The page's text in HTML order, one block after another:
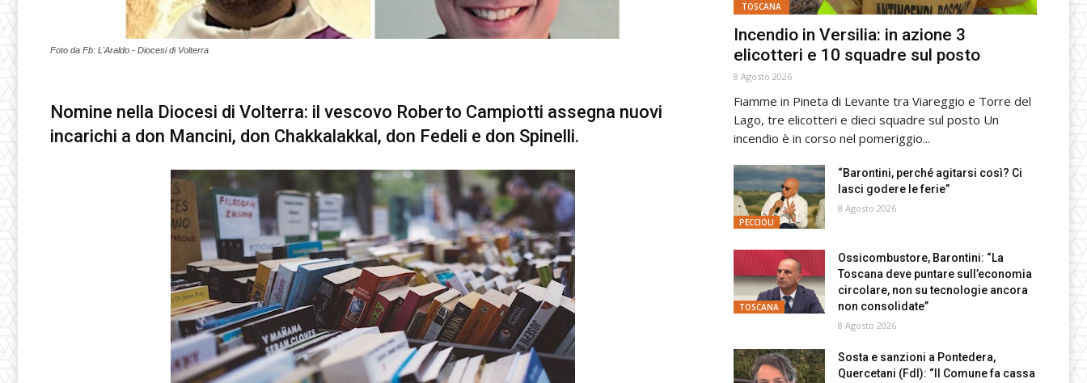
Foto da Fb: L'Araldo - Diocesi di Volterra
Nomine nella Diocesi di Volterra: il vescovo Roberto Campiotti assegna nuovi
incarichi a don Mancini, don Chakkalakkal, don Fedeli e don Spinelli.
TOSCANA
Incendio in Versilia: in azione 3
elicotteri e 10 squadre sul posto
8 Agosto 2026
Fiamme in Pineta di Levante tra Viareggio e Torre del
Lago, tre elicotteri e dieci squadre sul posto Un
incendio è in corso nel pomeriggio...
PECCIOLI
“Barontini, perché agitarsi così? Ci
lasci godere le ferie”
8 Agosto 2026
TOSCANA
Ossicombustore, Barontini: “La
Toscana deve puntare sull’economia
circolare, non su tecnologie ancora
non consolidate”
8 Agosto 2026
Sosta e sanzioni a Pontedera,
Quercetani (FdI): “Il Comune fa cassa